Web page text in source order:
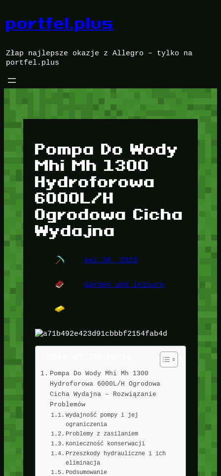
treści
portfel.plus
Złap najlepsze okazje z Allegro – tylko na
portfel.plus
Pompa Do Wody
Mhi Mh 1300
Hydroforowa
6000L/H
Ogrodowa Cicha
Wydajna
kwi 30, 2025
Garden and leisure
Pompa Do Wody Mhi Mh 1300
Hydroforowa 6000L/H Ogrodowa
Cicha Wydajna – Rozwiązanie
Problemów
Wydajność pompy i jej
ograniczenia
Problemy z zasilaniem
Konieczność konserwacji
Przeszkody hydrauliczne i ich
eliminacja
Podsumowanie